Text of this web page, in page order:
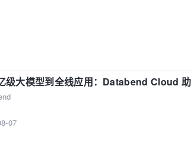
级大模型到全线应用：Databend Cloud
07